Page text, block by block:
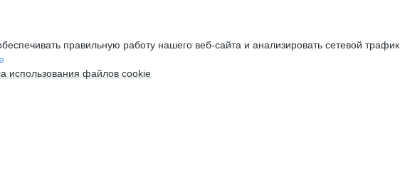
правильную работу нашего веб-сайта и анализировать сетевой трафик.
использования файлов cookie